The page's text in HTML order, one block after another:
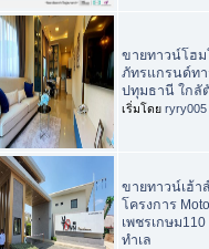
ขายทาวน์โฮม
ภัทรแกรนด์ท
ปทุมธานี ใกลั
เริ่มโดย ryry005
ขายทาวน์เฮ้า
โครงการ
เพชรเกษม
ทำเล